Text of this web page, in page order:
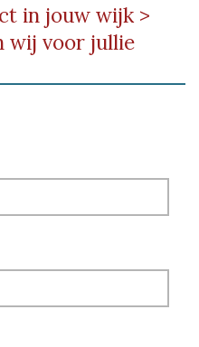
in jouw wijk >
wij voor jullie